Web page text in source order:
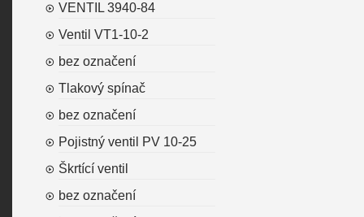
VENTIL 3940-84
Ventil VT1-10-2
bez označení
Tlakový spínač
bez označení
Pojistný ventil PV 10-25
Škrtící ventil
bez označení